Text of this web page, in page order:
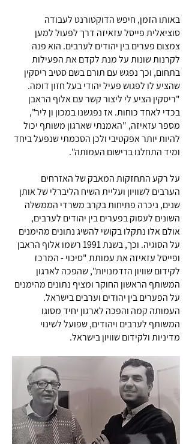
באותו הזמן, חיפש הדוקטורנט לעבודה
סוציאלית פייסל עזאיזה דרך לפעול למען
צמצום פערים בין יהודים לערבים. הוא פנה
לקרנות שונות על מנת לקדם את הפעילות
בתחום, וכך נפגש עם תורם בשם סטיב ריסקין
שהציע לו לפגוש פעיל יהודי בעל חזון דומה.
"ריסקין הציע לי ליצור קשר עם אלוף הראבן
בכדי לאחד כוחות. אז נפגשנו במכון ון ליר",
מספר עזאיזה, "האמנתי שארגון משותף יכול
להיות יותר אפקטיבי ולכן הסכמתי שנפעל ביחד
ומיד התחלנו ברישום העמותה".
על רקע התחזקות המאבק של האזרחים
הערבים לשוויון ועליית השיח הליברלי של אותן
שנים, ניכרה פתיחות בקרב משרדי הממשלה
השונים לעסוק בפערים בין יהודים לערבים,
אולם אלו נתקלו בקושי להשיג נתונים מהימנים
על הסוגיה. וכך, בשנת 1991 רשמו אלוף הראבן
ופייסל עזאיזה את עמותת "סיכוי - המרכז
לקידום שוויון הזדמנויות", שהפכה לארגון
המשותף הראשון החוקר ומציף נתונים מהימנים
על הפערים בין יהודים וערבים בישראל.
העמותה קמה והפכה לארגון יחיד מסוגו
המשותף לערבים ויהודים, שפועל לשינוי
מדיניות ולקידום שוויון בישראל.